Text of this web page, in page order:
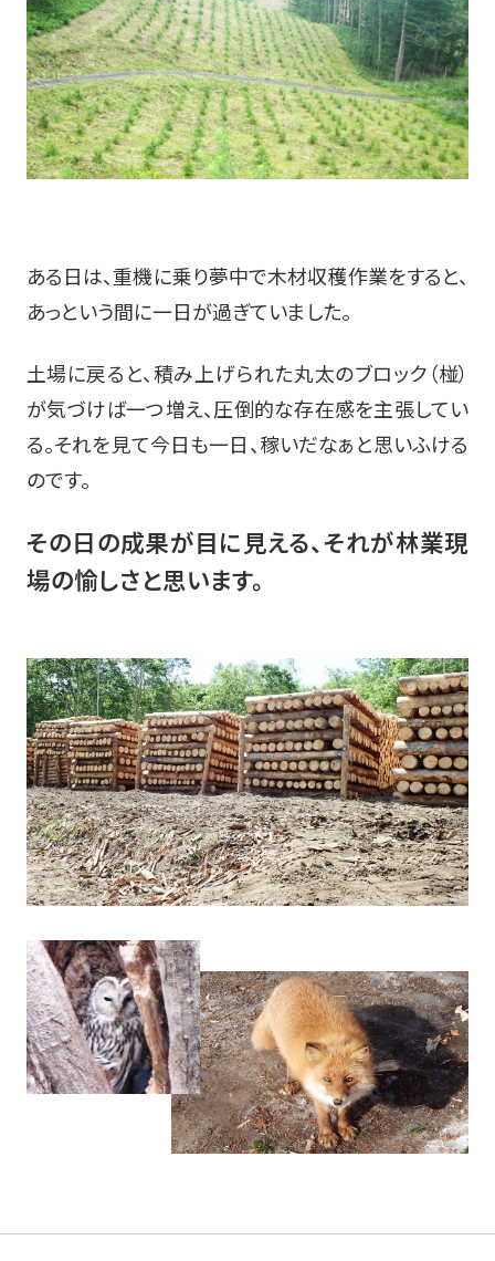
ある日は、重機に乗り夢中で木材収穫作業をすると、
あっという間に一日が過ぎていました。
土場に戻ると、積み上げられた丸太のブロック（椪）
が気づけば一つ増え、圧倒的な存在感を主張してい
る。それを見て今日も一日、稼いだなぁと思いふける
のです。
その日の成果が目に見える、それが林業現
場の愉しさと思います。